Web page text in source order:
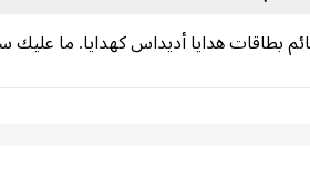
بطاقات هدايا أديداس كهدايا. ما عليك